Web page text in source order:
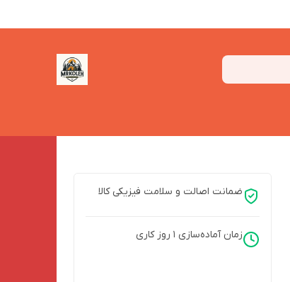
ضمانت اصالت و سلامت فیزیکی کالا
زمان آماده‌سازی 1 روز کاری